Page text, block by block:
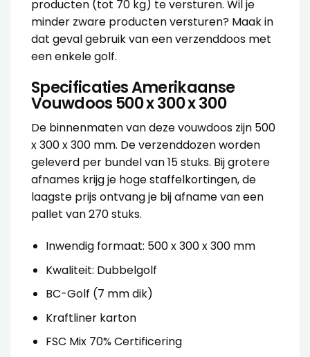
producten (tot 70 kg) te versturen. Wil je
minder zware producten versturen? Maak in
dat geval gebruik van een verzenddoos met
eenenkele golf.
Specificaties Amerikaanse
Vouwdoos 500 x 300 x 300
De binnenmaten van deze vouwdoos zijn 500
x 300 x 300 mm. De verzenddozen worden
geleverd per bundel van 15 stuks. Bij grotere
afnames krijg je hoge staffelkortingen, de
laagste prijs ontvang je bij afname van een
pallet van 270 stuks.
Inwendig formaat: 500 x 300 x 300 mm
Kwaliteit: Dubbelgolf
BC-Golf (7 mm dik)
Kraftliner karton
FSC Mix 70% Certificering